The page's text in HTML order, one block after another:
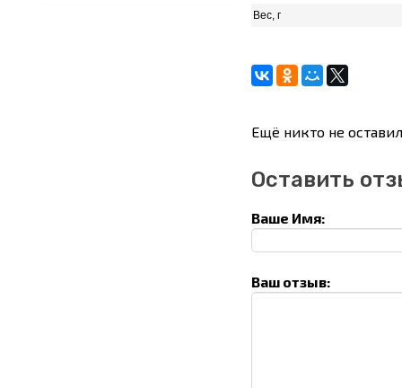
Вес, г
Ещё никто не
Оставить
Ваше Имя:
Ваш отзыв: